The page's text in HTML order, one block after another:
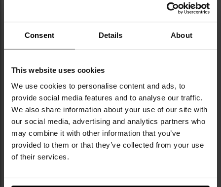
Consent Details About
This website uses cookies
We use cookies to personalise content and ads, to
provide social media features and to analyse our traffic.
We also share information about your use of our site with
our social media, advertising and analytics partners who
may combine it with other information that you’ve
provided to them or that they’ve collected from your use
of their services.
оснащений склобоєм та ножем для різання
ременів
шпеньок під великий палець та фліппер для
алюмінієва рукоятка з емблемою пожежної
охорони
металева кліпса для носіння